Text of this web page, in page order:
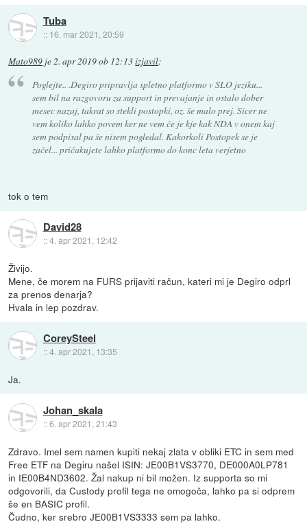
Tuba
:: 16. mar 2021, 20:59
Mato989 je2. apr 2019 ob 12:13izjavil:
Poglejte.. .Degiro pripravlja spletno platformo v SLO jeziku...
sem bil na razgovoru za support in prevajanje in ostalo dober
mesec nazaj, takrat so stekli postopki, oz. še malo prej. Sicer ne
vem koliko lahko povem ker ne vem če je kje kak NDA v onem kaj
sem podpisal pa še nisem pogledal. Kakorkoli Postopek se je
začel... pričakujete lahko platformo do konc leta verjetno
tok o tem
David28
::4. apr 2021, 12:42
Živijo.
Mene, če morem na FURS prijaviti račun, kateri mi je Degiro odprl
za prenos denarja?
Hvala in lep pozdrav.
CoreySteel
::4. apr 2021, 13:35
Ja.
Johan_skala
::6. apr 2021, 21:43
Zdravo. Imel sem namen kupiti nekaj zlata v obliki ETC in sem med
Free ETF na Degiru našel ISIN: JE00B1VS3770, DE000A0LP781
in IE00B4ND3602. Žal nakup ni bil možen. Iz supporta so mi
odgovorili, da Custody profil tega ne omogoča, lahko pa si odprem
še en BASIC profil.
Čudno, ker srebro JE00B1VS3333 sem pa lahko.